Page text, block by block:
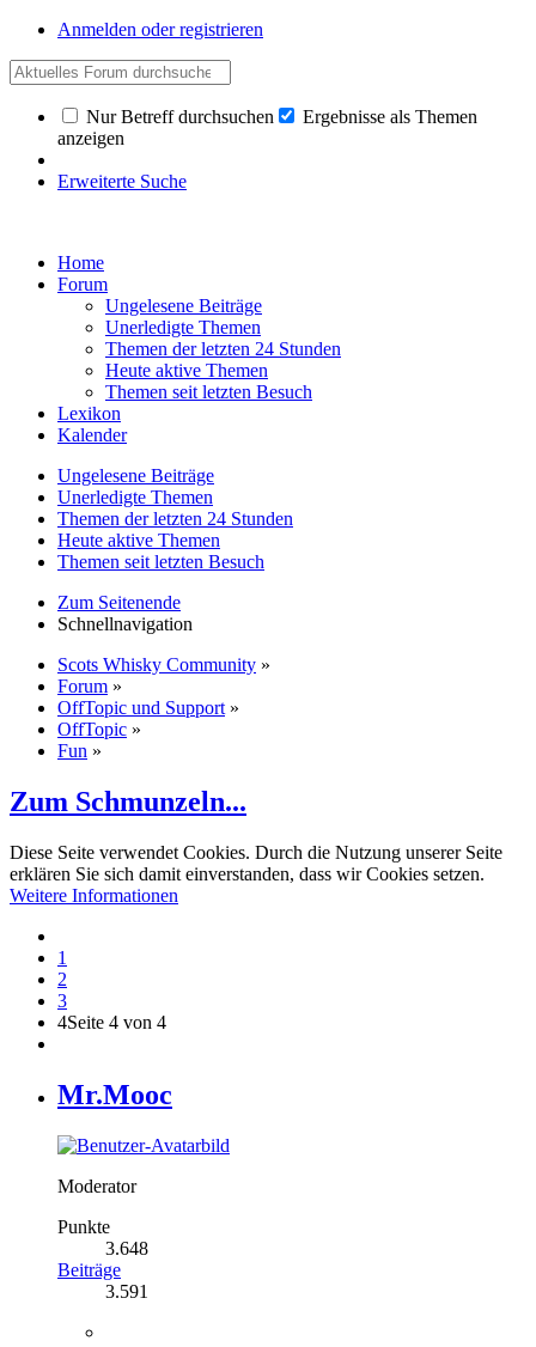
Anmelden oder registrieren
Nur Betreff durchsuchen
Ergebnisse als Themen
anzeigen
Erweiterte Suche
Home
Forum
Ungelesene Beiträge
Unerledigte Themen
Themen der letzten 24 Stunden
Heute aktive Themen
Themen seit letzten Besuch
Lexikon
Kalender
Ungelesene Beiträge
Unerledigte Themen
Themen der letzten 24 Stunden
Heute aktive Themen
Themen seit letzten Besuch
Zum Seitenende
Schnellnavigation
Scots Whisky Community »
Forum »
OffTopic und Support »
OffTopic »
Fun »
Zum Schmunzeln...
Diese Seite verwendet Cookies. Durch die Nutzung unserer Seite
erklären Sie sich damit einverstanden, dass wir Cookies setzen.
Weitere Informationen
1
2
3
4Seite 4 von 4
Mr.Mooc
Moderator
Punkte
3.648
Beiträge
3.591